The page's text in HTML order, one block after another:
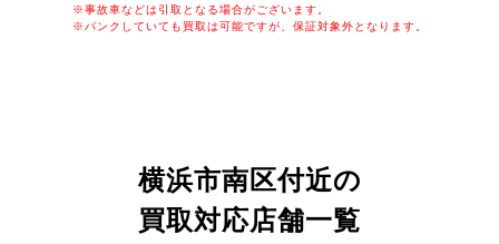
※事故車などは引取となる場合がございます。
※パンクしていても買取は可能ですが、保証対象外となります。
横浜市南区付近の
買取対応店舗一覧